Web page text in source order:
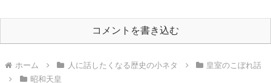
コメントを書き込む
ホーム 人に話したくなる歴史の小ネタ
皇室のこぼれ話
昭和天皇